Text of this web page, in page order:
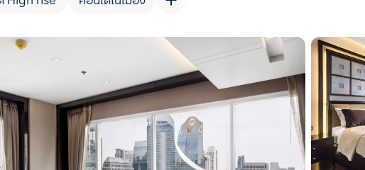
เทียบ
1
เพิ่มยูนิตเปรียบเทียบ
รายการที่ 2